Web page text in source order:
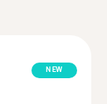
NEW